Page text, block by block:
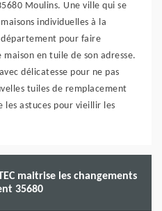
Moulins. Une ville qui se
individuelles à la
pour faire
en tuile de son adresse.
délicatesse pour ne pas
tuiles de remplacement
astuces pour vieillir les
maitrise les changements
35680